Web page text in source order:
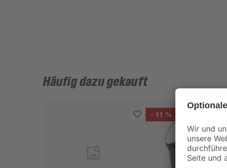
Häufig dazu gekauft
- 11 %